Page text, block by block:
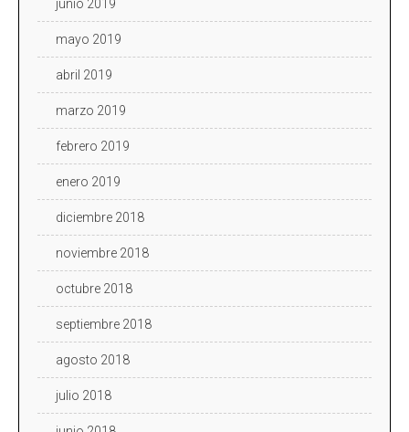
junio 2019
mayo 2019
abril 2019
marzo 2019
febrero 2019
enero 2019
diciembre 2018
noviembre 2018
octubre 2018
septiembre 2018
agosto 2018
julio 2018